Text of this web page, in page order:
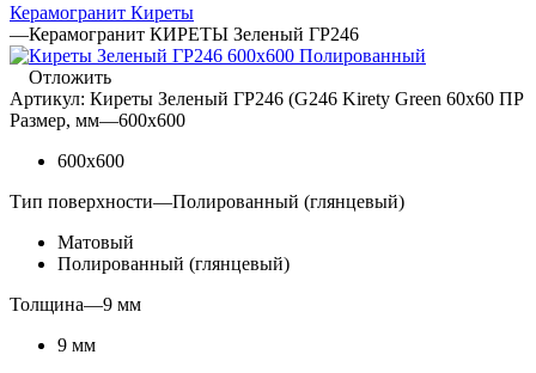
Керамогранит Киреты
—Керамогранит КИРЕТЫ Зеленый ГР246
Отложить
Артикул: Киреты Зеленый ГР246 (G246 Kirety Green 60х60 ПР
Размер, мм—600x600
600x600
Тип поверхности—Полированный (глянцевый)
Матовый
Полированный (глянцевый)
Толщина—9 мм
9 мм